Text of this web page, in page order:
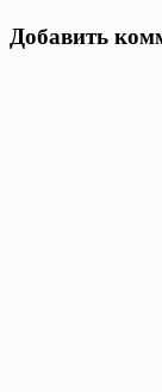
Добавить